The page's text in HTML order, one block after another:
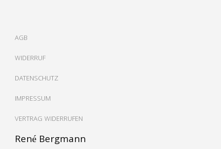
AGB
WIDERRUF
DATENSCHUTZ
IMPRESSUM
VERTRAG WIDERRUFEN
René Bergmann